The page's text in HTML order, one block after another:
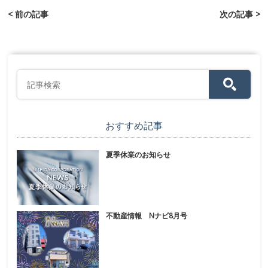
< 前の記事 次の記事 >
おすすめ記事
夏季休業のお知らせ
不動産情報 Nナビ8月号